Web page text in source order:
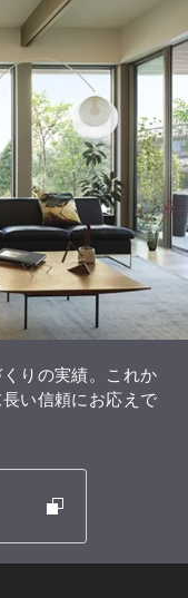
りの実績。これか
い信頼にお応えで